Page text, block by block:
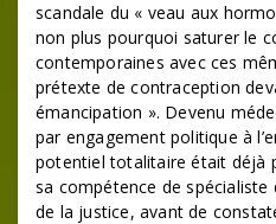
scandale du « veau aux
non plus pourquoi saturer le
contemporaines avec ces
prétexte de contraception
émancipation ». Devenu
par engagement politique à
potentiel totalitaire était déjà
sa compétence de spécialiste
de la justice, avant de